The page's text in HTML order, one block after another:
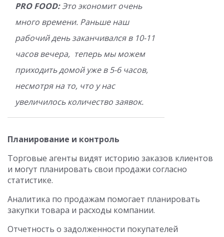
PRO FOOD:Это экономит очень
много времени. Раньше наш
рабочий день заканчивался в 10-11
часов вечера, теперь мы можем
приходить домой уже в 5-6 часов,
несмотря на то, что у нас
увеличилось количество заявок.
Планирование и контроль
Торговые агенты видят историю заказов клиентов
и могут планировать свои продажи согласно
статистике.
Аналитика по продажам помогает планировать
закупки товара и расходы компании.
Отчетность о задолженности покупателей